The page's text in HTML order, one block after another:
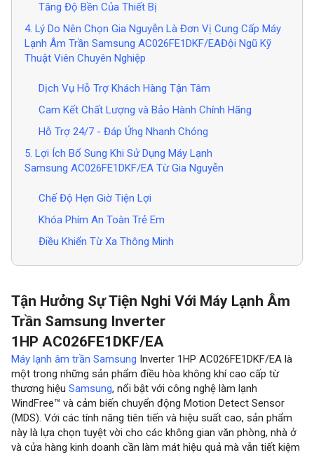
Tăng Độ Bền Của Thiết Bị
4. Lý Do Nên Chọn Gia Nguyễn Là Đơn Vị Cung Cấp Máy
Lạnh Âm Trần Samsung AC026FE1DKF/EAĐội Ngũ Kỹ
Thuật Viên Chuyên Nghiệp
Dịch Vụ Hỗ Trợ Khách Hàng Tận Tâm
Cam Kết Chất Lượng và Bảo Hành Chính Hãng
Hỗ Trợ 24/7 - Đáp Ứng Nhanh Chóng
5. Lợi Ích Bổ Sung Khi Sử Dụng Máy Lạnh
Samsung AC026FE1DKF/EA Từ Gia Nguyễn
Chế Độ Hẹn Giờ Tiện Lợi
Khóa Phím An Toàn Trẻ Em
Điều Khiển Từ Xa Thông Minh
Tận Hưởng Sự Tiện Nghi Với Máy Lạnh Âm
Trần Samsung Inverter
1HP AC026FE1DKF/EA
Máy lạnh âm trần Samsung Inverter 1HP AC026FE1DKF/EA là
một trong những sản phẩm điều hòa không khí cao cấp từ
thương hiệu Samsung, nổi bật với công nghệ làm lạnh
WindFree™ và cảm biến chuyển động Motion Detect Sensor
(MDS). Với các tính năng tiên tiến và hiệu suất cao, sản phẩm
này là lựa chọn tuyệt vời cho các không gian văn phòng, nhà ở
và cửa hàng kinh doanh cần làm mát hiệu quả mà vẫn tiết kiệm